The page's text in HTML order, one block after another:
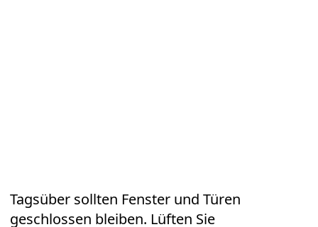
Tagsüber sollten Fenster und Türen
geschlossen bleiben. Lüften Sie